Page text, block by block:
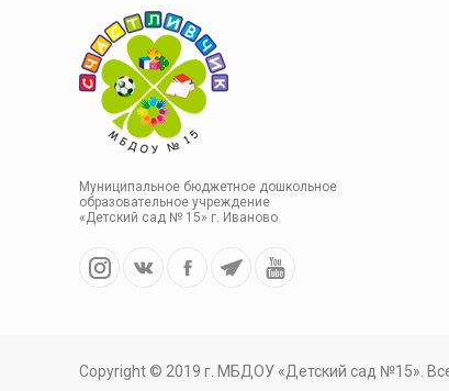
Муниципальное бюджетное дошкольное
образовательное учреждение
«Детский сад № 15» г. Иваново
Copyright © 2019 г. МБДОУ «Детский сад №15».